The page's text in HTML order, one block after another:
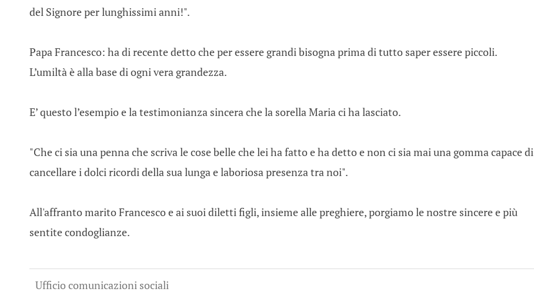
del Signore per lunghissimi anni!".
Papa Francesco: ha di recente detto che per essere grandi bisogna prima di tutto saper essere piccoli.
L’umiltà è alla base di ogni vera grandezza.
E’ questo l’esempio e la testimonianza sincera che la sorella Maria ci ha lasciato.
"Che ci sia una penna che scriva le cose belle che lei ha fatto e ha detto e non ci sia mai una gomma capace di
cancellare i dolci ricordi della sua lunga e laboriosa presenza tra noi".
All'affranto marito Francesco e ai suoi diletti figli, insieme alle preghiere, porgiamo le nostre sincere e più
sentite condoglianze.
Ufficio comunicazioni sociali